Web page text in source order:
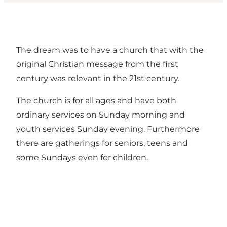
The dream was to have a church that with the
original Christian message from the first
century was relevant in the 21st century.
The church is for all ages and have both
ordinary services on Sunday morning and
youth services Sunday evening. Furthermore
there are gatherings for seniors, teens and
some Sundays even for children.